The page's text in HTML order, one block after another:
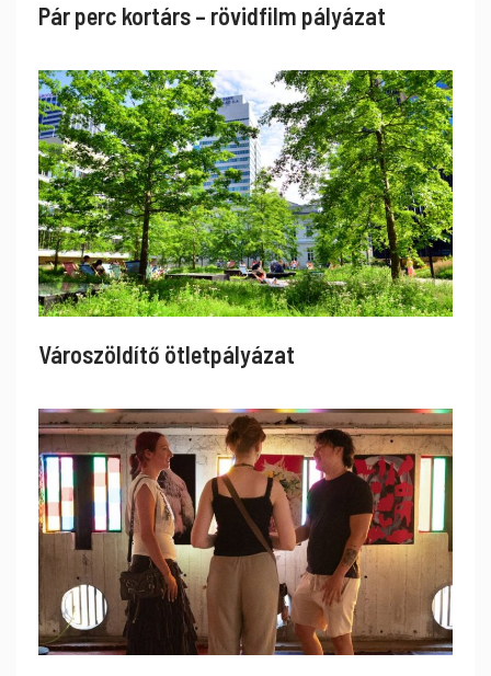
Pár perc kortárs – rövidfilm pályázat
Városzöldítő ötletpályázat